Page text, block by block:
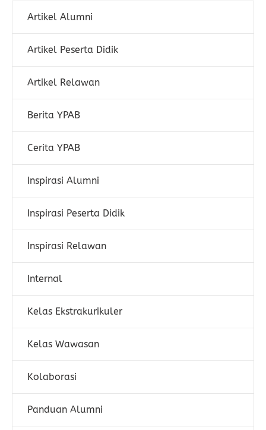
Artikel Alumni
Artikel Peserta Didik
Artikel Relawan
Berita YPAB
Cerita YPAB
Inspirasi Alumni
Inspirasi Peserta Didik
Inspirasi Relawan
Internal
Kelas Ekstrakurikuler
Kelas Wawasan
Kolaborasi
Panduan Alumni